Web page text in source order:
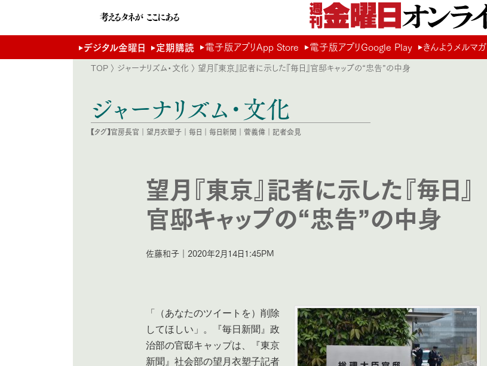
デジタル金曜日 定期購読 電子版アプリApp Store 電子版アプリGoogle Play きんようメルマガ
TOP 〉 ジャーナリズム・文化 〉 望月『東京』記者に示した『毎日』官邸キャップの“忠告”の中身
ジャーナリズム・文化
【タグ】官房長官 ｜ 望月衣塑子 ｜ 毎日 ｜ 毎日新聞 ｜ 菅義偉 ｜ 記者会見
望月『東京』記者に示した『毎日』
官邸キャップの“忠告”の中身
佐藤和子｜2020年2月14日1:45PM
「（あなたのツイートを）削除
してほしい」。『毎日新聞』政
治部の官邸キャップは、『東京
新聞』社会部の望月衣塑子記者